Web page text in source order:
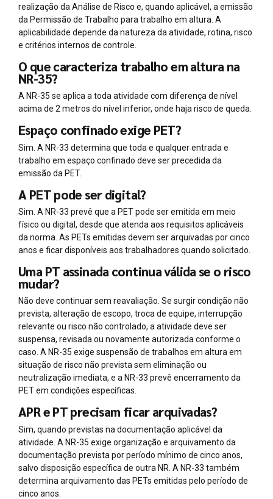
realização da Análise de Risco e, quando aplicável, a emissão
da Permissão de Trabalho para trabalho em altura. A
aplicabilidade depende da natureza da atividade, rotina, risco
e critérios internos de controle.
O que caracteriza trabalho em altura na
NR-35?
A NR-35 se aplica a toda atividade com diferença de nível
acima de 2 metros do nível inferior, onde haja risco de queda.
Espaço confinado exige PET?
Sim. A NR-33 determina que toda e qualquer entrada e
trabalho em espaço confinado deve ser precedida da
emissão da PET.
A PET pode ser digital?
Sim. A NR-33 prevê que a PET pode ser emitida em meio
físico ou digital, desde que atenda aos requisitos aplicáveis
da norma. As PETs emitidas devem ser arquivadas por cinco
anos e ficar disponíveis aos trabalhadores quando solicitado.
Uma PT assinada continua válida se o risco
mudar?
Não deve continuar sem reavaliação. Se surgir condição não
prevista, alteração de escopo, troca de equipe, interrupção
relevante ou risco não controlado, a atividade deve ser
suspensa, revisada ou novamente autorizada conforme o
caso. A NR-35 exige suspensão de trabalhos em altura em
situação de risco não prevista sem eliminação ou
neutralização imediata, e a NR-33 prevê encerramento da
PET em condições específicas.
APR e PT precisam ficar arquivadas?
Sim, quando previstas na documentação aplicável da
atividade. A NR-35 exige organização e arquivamento da
documentação prevista por período mínimo de cinco anos,
salvo disposição específica de outra NR. A NR-33 também
determina arquivamento das PETs emitidas pelo período de
cinco anos.